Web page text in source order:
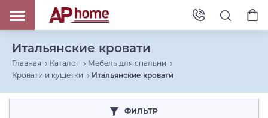
Итальянские кровати
Главная Каталог
Мебель для спальни
Кровати и кушетки
Итальянские кровати
ФИЛЬТР